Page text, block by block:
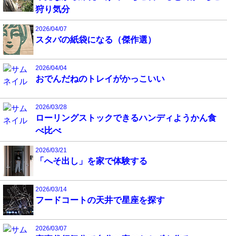
狩り気分
2026/04/07
スタバの紙袋になる（傑作選）
2026/04/04
おでんだねのトレイがかっこいい
2026/03/28
ローリングストックできるハンディようかん食
べ比べ
2026/03/21
「へそ出し」を家で体験する
2026/03/14
フードコートの天井で星座を探す
2026/03/07